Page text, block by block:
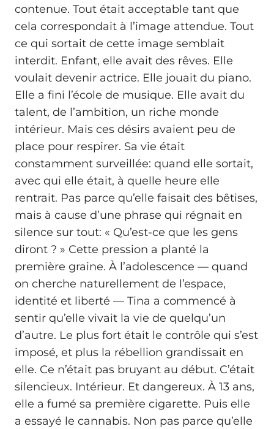
contenue. Tout était acceptable tant que
cela correspondait à l’image attendue. Tout
ce qui sortait de cette image semblait
interdit. Enfant, elle avait des rêves. Elle
voulait devenir actrice. Elle jouait du piano.
Elle a fini l’école de musique. Elle avait du
talent, de l’ambition, un riche monde
intérieur. Mais ces désirs avaient peu de
place pour respirer. Sa vie était
constamment surveillée: quand elle sortait,
avec qui elle était, à quelle heure elle
rentrait. Pas parce qu’elle faisait des bêtises,
mais à cause d’une phrase qui régnait en
silence sur tout: « Qu’est-ce que les gens
diront ? » Cette pression a planté la
première graine. À l’adolescence — quand
on cherche naturellement de l’espace,
identité et liberté — Tina a commencé à
sentir qu’elle vivait la vie de quelqu’un
d’autre. Le plus fort était le contrôle qui s’est
imposé, et plus la rébellion grandissait en
elle. Ce n’était pas bruyant au début. C’était
silencieux. Intérieur. Et dangereux. À 13 ans,
elle a fumé sa première cigarette. Puis elle
a essayé le cannabis. Non pas parce qu’elle